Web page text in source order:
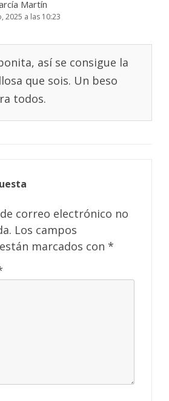
Martín
2025 a las 10:23
así se consigue la
que sois. Un beso
todos.
correo electrónico no
Los campos
marcados con *